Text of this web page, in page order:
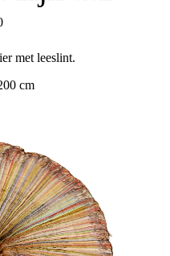
met leeslint.
cm